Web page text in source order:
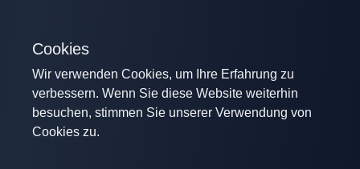
Cookies
Wir verwenden Cookies, um Ihre Erfahrung zu
verbessern. Wenn Sie diese Website weiterhin
besuchen, stimmen Sie unserer Verwendung von
Cookies zu.